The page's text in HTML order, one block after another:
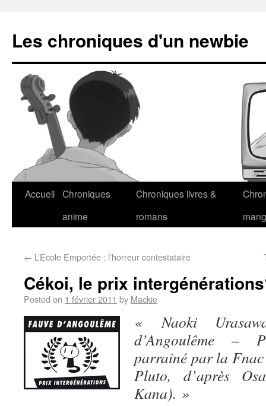
Les chroniques d'un newbie
Accueil Chroniques
anime
Chroniques livres &
romans
← L’Ecole Emportée : l’horreur contestataire
Cékoi, le prix
Posted on 1 février 2011 by Mackie
« Naoki
d’Angoulême –
parrainé par la Fnac
Pluto, d’après
Kana). »